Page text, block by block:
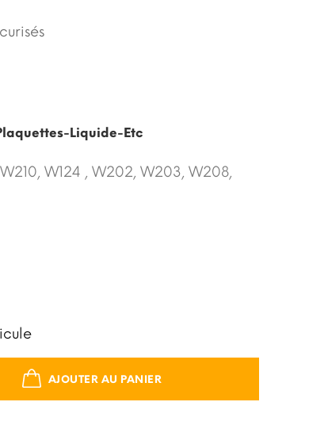
Liquide-Etc
W124 , W202, W203, W208,
AJOUTER AU PANIER